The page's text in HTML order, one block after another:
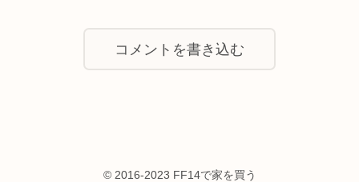
コメントを書き込む
© 2016-2023 FF14で家を買う